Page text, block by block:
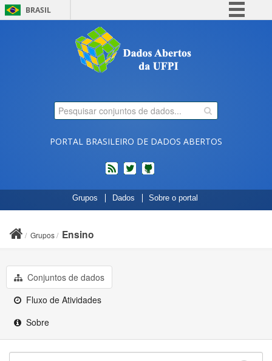
BRASIL
Comunica BR
Participe
Legislação
PORTAL BRASILEIRO DE DADOS ABERTOS
feed twitterCódigos
fonte
de
Grupos Dados Sobre o portal
Grupos Ensino
Conjuntos de dados
Fluxo de Atividades
Sobre